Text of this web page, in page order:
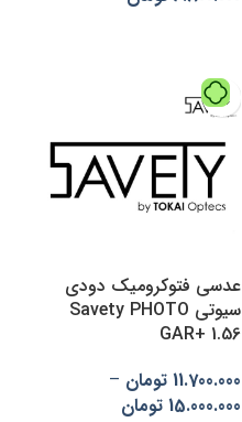
عدسی فتوکرومیک دودی
سیوتی Savety PHOTO
GAR+ 1.56
11.700.000 تومان –
15.000.000 تومان